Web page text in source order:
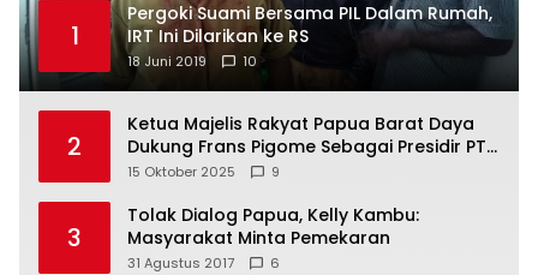
1
Pergoki Suami Bersama PIL Dalam Rumah,
IRT Ini Dilarikan ke RS
18 Juni 2019 10
2
Ketua Majelis Rakyat Papua Barat Daya
Dukung Frans Pigome Sebagai Presidir PT
Freeport Indonesia
15 Oktober 2025 9
3
Tolak Dialog Papua, Kelly Kambu:
Masyarakat Minta Pemekaran
31 Agustus 2017 6